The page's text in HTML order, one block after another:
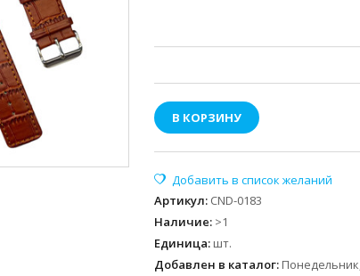
В КОРЗИНУ
Артикул: CND-0183
Наличие: >1
Единица: шт.
Добавлен в каталог: